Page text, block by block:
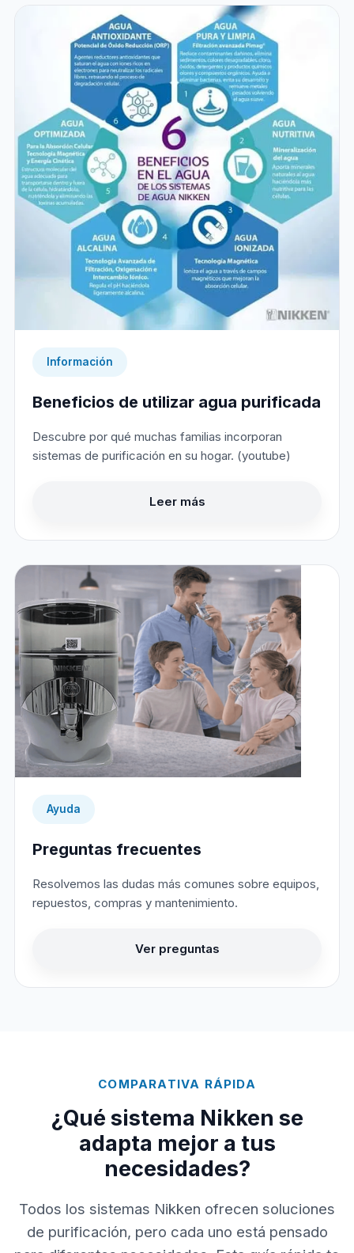
Información
Beneficios de utilizar agua purificada
Descubre por qué muchas familias incorporan
sistemas de purificación en su hogar. (youtube)
Leer más
Ayuda
Preguntas frecuentes
Resolvemos las dudas más comunes sobre equipos,
repuestos, compras y mantenimiento.
Ver preguntas
COMPARATIVA RÁPIDA
¿Qué sistema Nikken se
adapta mejor a tus
necesidades?
Todos los sistemas Nikken ofrecen soluciones
de purificación, pero cada uno está pensado